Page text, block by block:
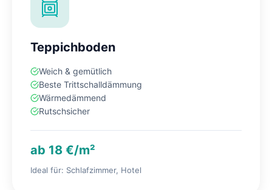
Teppichboden
Weich & gemütlich
Beste Trittschalldämmung
Wärmedämmend
Rutschsicher
ab 18 €/m²
Ideal für: Schlafzimmer, Hotel